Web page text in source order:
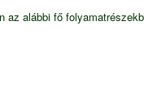
az alábbi fő